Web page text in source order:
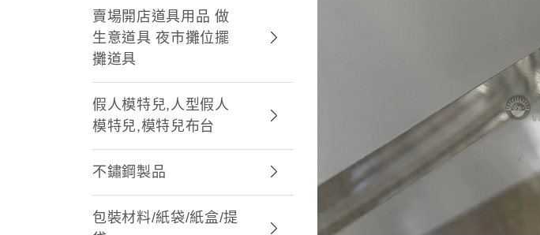
賣場開店道具用品 做
生意道具 夜市攤位擺
攤道具
假人模特兒,人型假人
模特兒,模特兒布台
不鏽鋼製品
包裝材料/紙袋/紙盒/提